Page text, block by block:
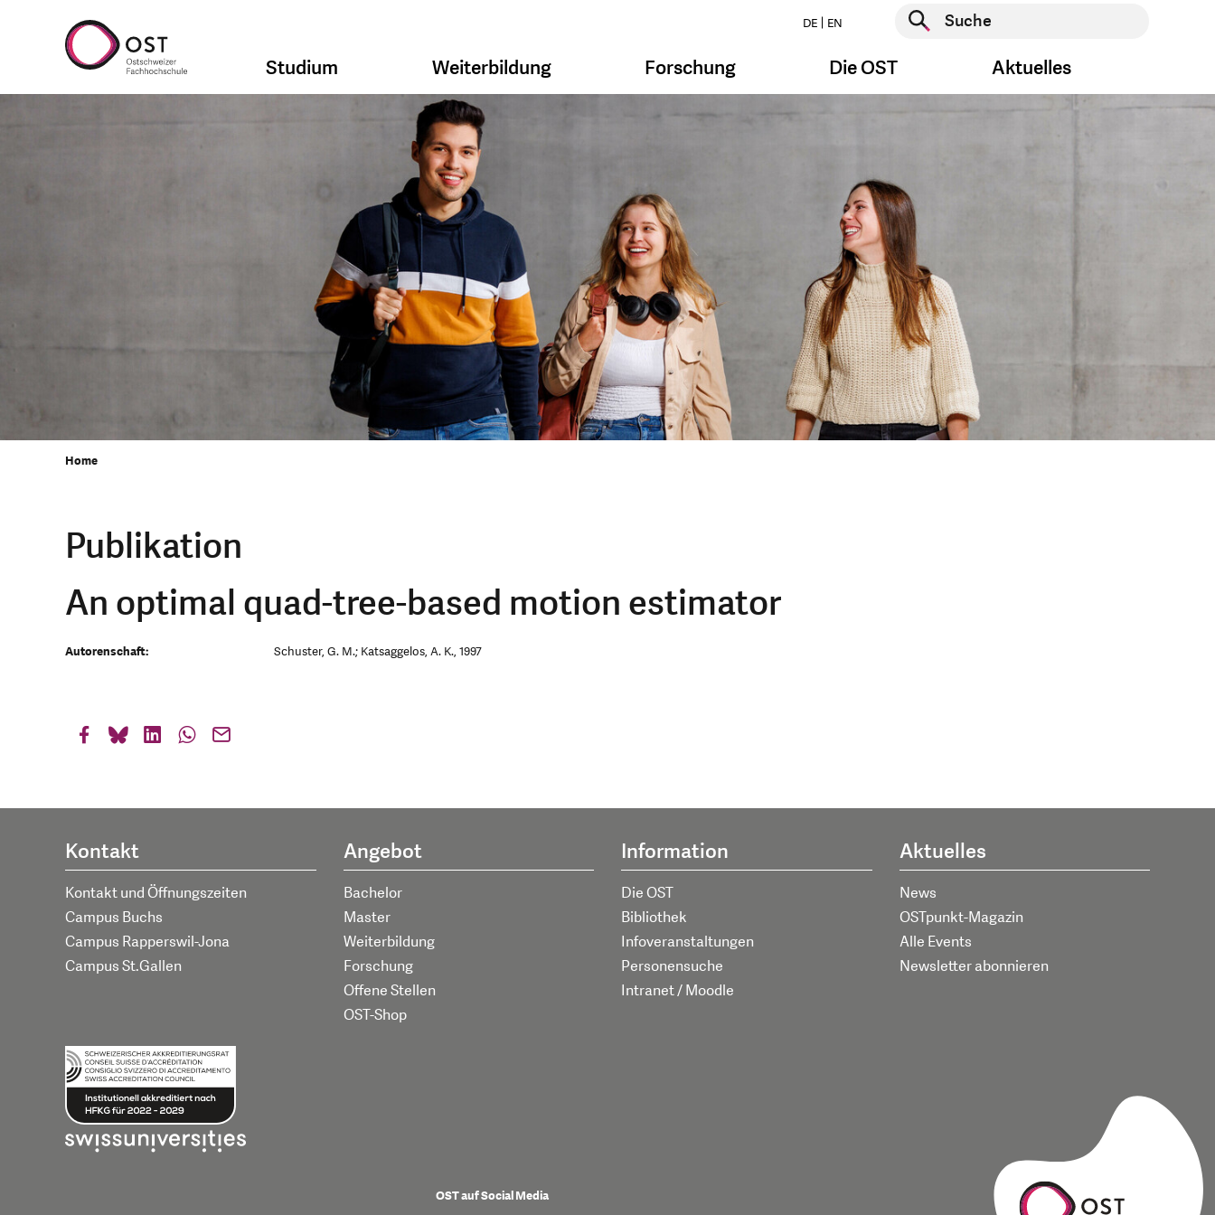
DE EN
Suche starten
Studium Weiterbildung Forschung Die OST Aktuelles
Home
Publikation
An optimal quad-tree-based motion estimator
Autorenschaft: Schuster, G. M.; Katsaggelos, A. K., 1997
Kontakt
Kontakt und Öffnungszeiten
Campus Buchs
Campus Rapperswil-Jona
Campus St.Gallen
Angebot
Bachelor
Master
Weiterbildung
Forschung
Offene Stellen
OST-Shop
Information
Die OST
Bibliothek
Infoveranstaltungen
Personensuche
Intranet / Moodle
Aktuelles
News
OSTpunkt-Magazin
Alle Events
Newsletter abonnieren
OST auf Social Media